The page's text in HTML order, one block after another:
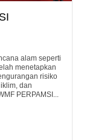
alam seperti
menetapkan
risiko
dan
PERPAMSI...